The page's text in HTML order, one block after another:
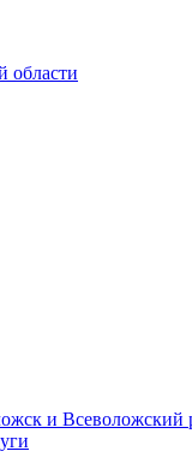
области
и Всеволожский